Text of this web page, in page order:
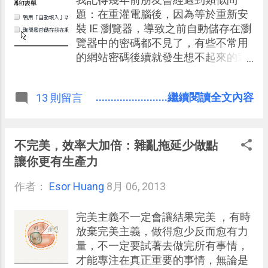
有全站歌曲下載、更多自訂歌單收
藏，以及古典音樂隨身聽 App 完整的
行動串流聆聽功能。 今天我要推薦的
就是 MUZIK 最新推出的 Android、
的優惠 。 2015/6/19 新增： 古典音
題：在重灌電腦後，因為等於重新安
裝 IE 瀏覽器，導致之前自動儲存在瀏
覽器中的密碼都不見了，有些不常用
的網站密碼後續就發生想不起來的窘
住的密碼到雲端與每台電腦，倒是不
技圈熱烈討論的話題之一就是 Google
Chrome 瀏覽器在儲存你的網站密碼
儲存，也就是任何跟你使用同一台電
的密碼是什麼（參考： Chrome’s
insane password security strategy
）。 這不是 BUG，因為有些用戶真的
需要這樣的功能來「找回」自己的密
13 則留言 ........................繼續閱讀全文內容
不完美，效率大加倍：雜亂拖延少做點
讓你更有生產力
作者： Esor Huang 8月 06, 2013
完美主義不一定會讓結果完美 ，有時
放棄完美主義，做得愈少反而愈有力
量，不一定要試著去做完所有事情，
才能專注在真正重要的事情，無論是